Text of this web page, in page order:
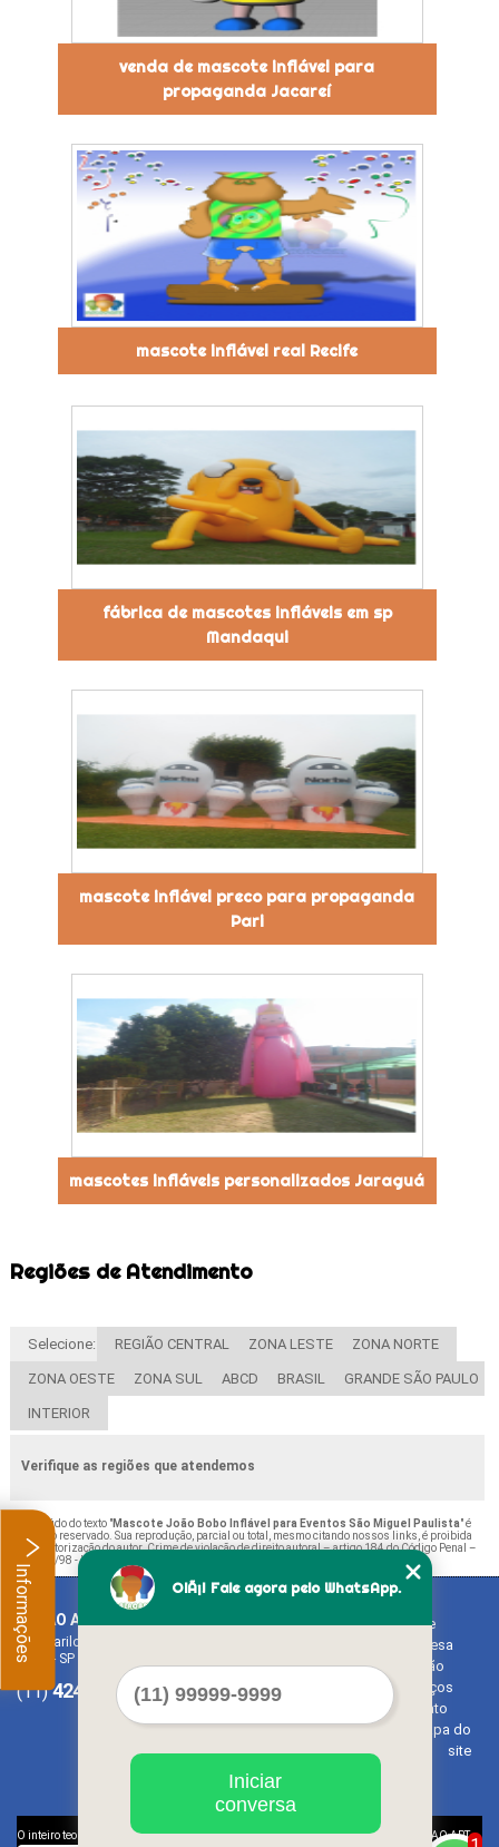
venda de mascote inflável para
propaganda Jacareí
mascote inflável real Recife
fábrica de mascotes infláveis em sp
Mandaqui
mascote inflável preco para propaganda
Pari
mascotes infláveis personalizados Jaraguá
Regiões de Atendimento
Selecione: REGIÃO CENTRAL ZONA LESTE ZONA NORTE
ZONA OESTE ZONA SUL ABCD BRASIL GRANDE SÃO PAULO
INTERIOR
Verifique as regiões que atendemos
O conteúdo do texto "Mascote João Bobo Inflável para Eventos São Miguel Paulista" é
de direito reservado. Sua reprodução, parcial ou total, mesmo citando nossos links, é proibida
sem a autorização do autor. Crime de violação de direito autoral – artigo 184 do Código Penal –
Lei 9610/98 - Lei de direitos autorais
BALAO ART
Rua Bariloche, 1300 - Chácara Tropical (Caucaia do Alto)
Cotia - SP - CEP: 06726-270
(11)4242-7733(11)3603-0479
Home
Empresa
Missão
Serviços
Contato
Mapa do
site
O inteiro teor deste site está sujeito à proteção de direitos autorais. Copyright
BALAO ART
OlÃ¡! Fale agora pelo WhatsApp.
Iniciar
conversa
Informações